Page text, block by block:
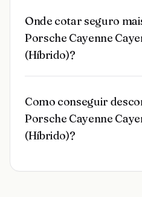
Onde cotar seguro
Porsche Cayenne
(Híbrido)?
Como conseguir
Porsche Cayenne
(Híbrido)?